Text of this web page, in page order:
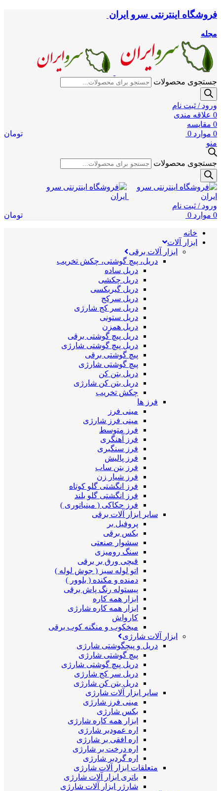
فروشگاه اینترنتی سرو ایران
مجله
جستجوی محصولات
ورود / ثبت نام
0 علاقه مندی
0 مقایسه
0 موارد 0
تومان
منو
جستجوی محصولات
ورود / ثبت نام
0 موارد 0 تومان
خانه
ابزار آلات
ابزار آلات برقی
دریل، پیچ گوشتی، چکش تخریب
دریل ساده
دریل چکشی
دریل گیربکسی
دریل سرکج
دریل سر کج شارژی
دریل ستونی
دریل همزن
دریل پیچ گوشتی برقی
دریل پیچ گوشتی شارژی
پیچ گوشتی برقی
پیچ گوشتی شارژی
دریل بتن کن
دریل بتن کن شارژی
چکش تخریب
فرز ها
مینی فرز
مینی فرز شارژی
فرز متوسط
فرز آهنگری
فرز سنگبری
فرز پالیش
فرز بتن ساب
فرز شیار زن
فرز انگشتی گلو کوتاه
فرز انگشتی گلو بلند
فرز حکاکی ( مینیاتوری )
سایر ابزار آلات برقی
پروفیل بر
بکس برقی
سشوار صنعتی
سنگ رومیزی
قیچی ورق بر برقی
اتو لوله سبز ( جوش لوله )
دمنده و مکنده ( بلوور )
پیستوله رنگ پاش برقی
ابزار همه کاره
ابزار همه کاره شارژی
کارواش
میخکوب و منگنه کوب برقی
ابزار آلات شارژی
دریل و پیچگوشتی شارژی
پیچ گوشتی شارژی
دریل پیچ گوشتی شارژی
دریل سر کج شارژی
دریل بتن کن شارژی
سایر ابزار آلات شارژی
مینی فرز شارژی
بکس شارژی
ابزار همه کاره شارژی
اره عمودبر شارژی
اره افقی بر شارژی
اره درخت بر شارژی
اره گردبر شارژی
متعلقات ابزار آلات شارژی
باتری ابزار آلات شارژی
شارژر ابزار آلات شارژی